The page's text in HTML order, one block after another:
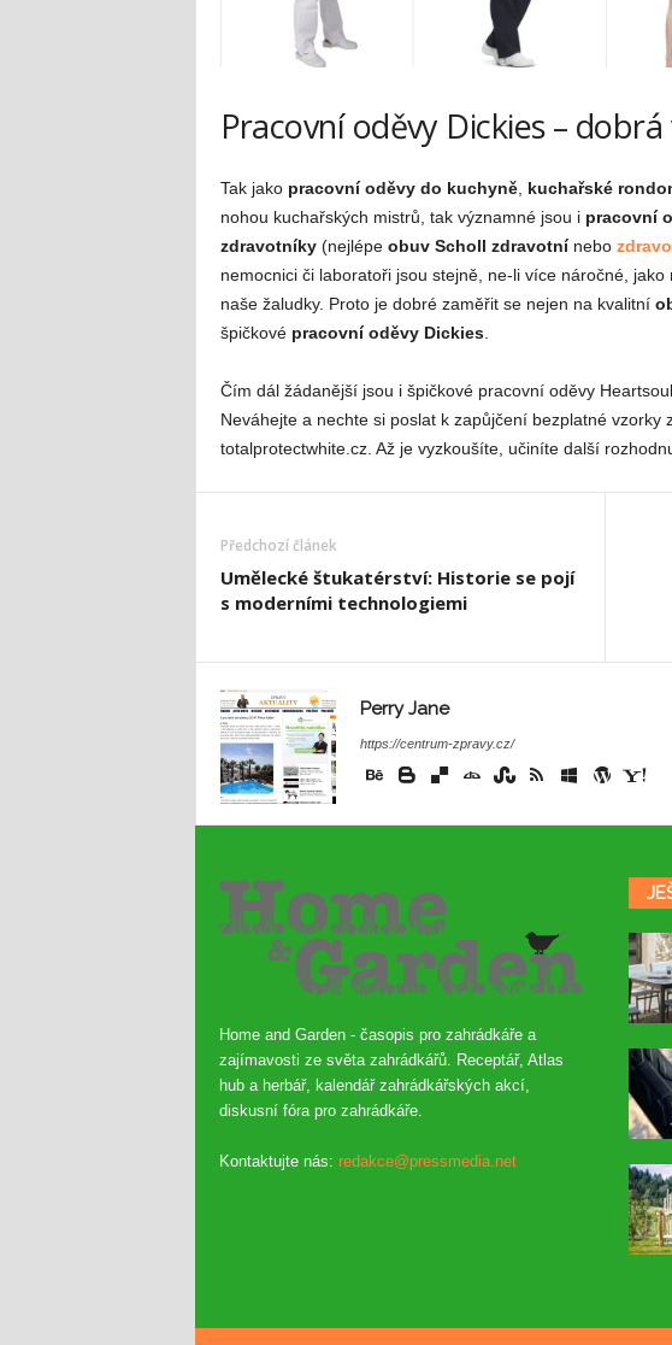
Pracovní oděvy Dickies –
Tak jako pracovní oděvy do kuchyně, kuchařské
nohou kuchařských mistrů, tak významné jsou i pracovní
zdravotníky(nejlépe obuv Scholl zdravotní nebo
nemocnici či laboratoři jsou stejně, ne-li více náročné,
naše žaludky. Proto je dobré zaměřit se nejen na kvalitní
špičkové pracovní oděvy Dickies.
Čím dál žádanější jsou i špičkové pracovní oděvy
Neváhejte a nechte si poslat k zapůjčení bezplatné vzorky
totalprotectwhite.cz. Až je vyzkoušíte, učiníte další
Předchozí článek
Umělecké štukatérství: Historie se pojí
s moderními technologiemi
Perry Jane
https://centrum-zpravy.cz/
Home and Garden - časopis pro zahrádkáře a
zajímavosti ze světa zahrádkářů. Receptář, Atlas
hub a herbář, kalendář zahrádkářských akcí,
diskusní fóra pro zahrádkáře.
Kontaktujte nás: redakce@pressmedia.net